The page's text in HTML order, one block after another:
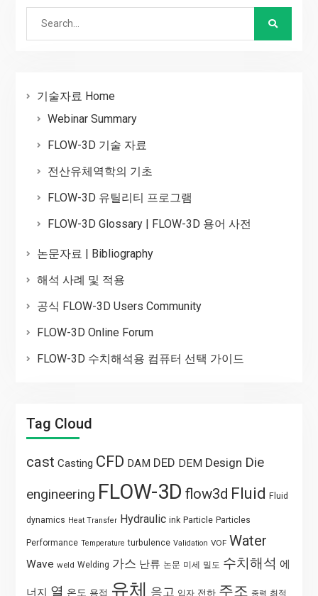
기술자료 Home
Webinar Summary
FLOW-3D 기술 자료
전산유체역학의 기초
FLOW-3D 유틸리티 프로그램
FLOW-3D Glossary | FLOW-3D 용어 사전
논문자료 | Bibliography
해석 사례 및 적용
공식 FLOW-3D Users Community
FLOW-3D Online Forum
FLOW-3D 수치해석용 컴퓨터 선택 가이드
Tag Cloud
cast Casting CFD DAM DED DEM Design Die
engineering FLOW-3D flow3d Fluid Fluid
dynamics Heat Transfer Hydraulic ink Particle Particles
Performance Temperature turbulence Validation VOF Water
Wave weld Welding 가스 난류 논문 미세 밀도 수치해석 에
너지 열 온도 용접 유체 응고 입자 전하 주조 중력 최적